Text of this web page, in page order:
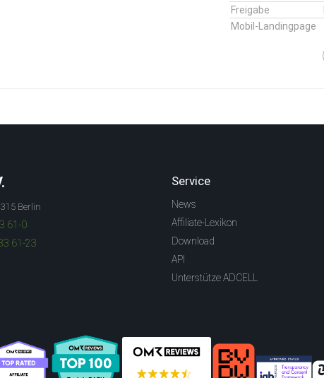
Freigabe
Mobil-Landingpage
Berlin
61-0
61-23
Service
News
Affiliate-Lexikon
Download
API
Unterstütze ADCELL